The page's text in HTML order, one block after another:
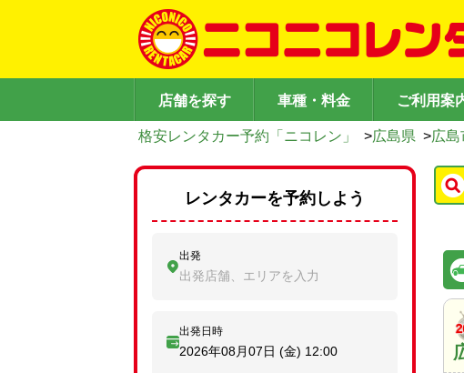
店舗を探す 車種・料金 ご利用案
格安レンタカー予約「ニコレン」 >広島県 >広島
レンタカーを予約しよう
出発
出発店舗、エリアを入力
出発日時
2026年08月07日 (金) 12:00